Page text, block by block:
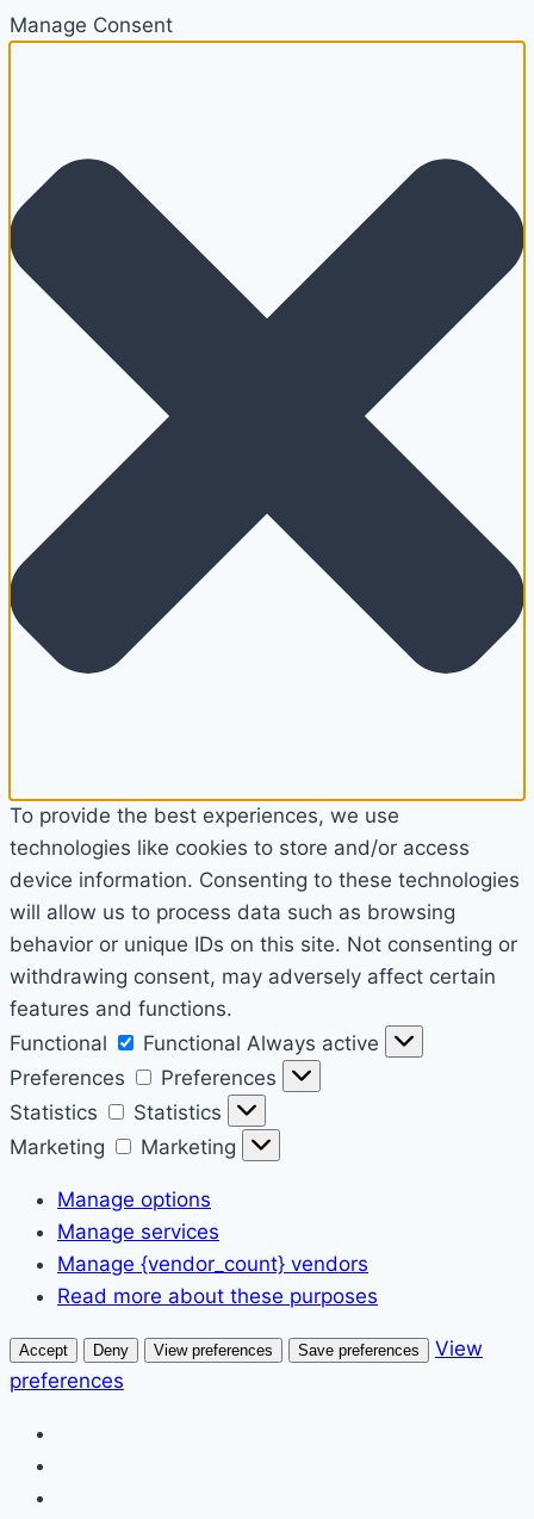
Manage Consent
To provide the best experiences, we use
technologies like cookies to store and/or access
device information. Consenting to these technologies
will allow us to process data such as browsing
behavior or unique IDs on this site. Not consenting or
withdrawing consent, may adversely affect certain
features and functions.
Functional
Functional Always active
Preferences
Preferences
Statistics
Statistics
Marketing
Marketing
Manage options
Manage services
Manage {vendor_count} vendors
Read more about these purposes
Accept Deny View preferences Save preferences
View
preferences